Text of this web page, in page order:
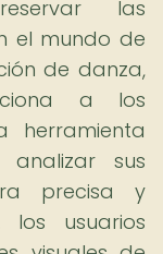
las
el mundo de
de danza,
a los
herramienta
sus
precisa y
los usuarios